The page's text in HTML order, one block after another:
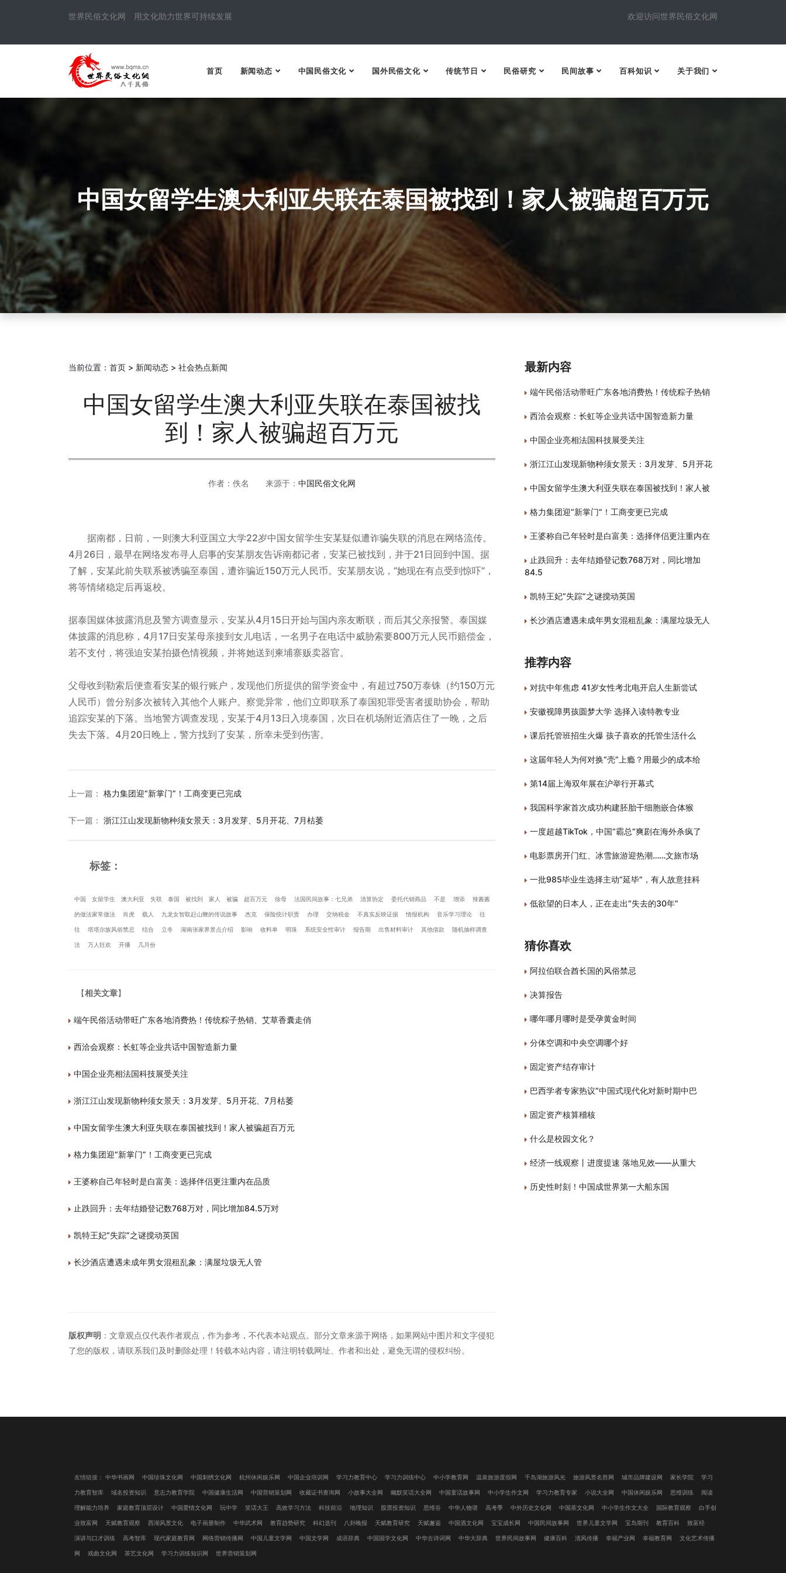
世界民俗文化网 用文化助力世界可持续发展 欢迎访问世界民俗文化网
首页 新闻动态 中国民俗文化 国外民俗文化 传统节日 民俗研究 民间故事 百科知识 关于我们
中国女留学生澳大利亚失联在泰国被找到！家人被骗超百万元
当前位置： 首页 > 新闻动态 > 社会热点新闻
中国女留学生澳大利亚失联在泰国被找
到！家人被骗超百万元
作者：佚名 来源于： 中国民俗文化网
据南都，日前，一则澳大利亚国立大学22岁中国女留学生安某疑似遭诈骗失联的消息在网络流传。
4月26日，最早在网络发布寻人启事的安某朋友告诉南都记者，安某已被找到，并于21日回到中国。据
了解，安某此前失联系被诱骗至泰国，遭诈骗近150万元人民币。安某朋友说，“她现在有点受到惊吓”，
将等情绪稳定后再返校。
据泰国媒体披露消息及警方调查显示，安某从4月15日开始与国内亲友断联，而后其父亲报警。泰国媒
体披露的消息称，4月17日安某母亲接到女儿电话，一名男子在电话中威胁索要800万元人民币赔偿金，
若不支付，将强迫安某拍摄色情视频，并将她送到柬埔寨贩卖器官。
父母收到勒索后便查看安某的银行账户，发现他们所提供的留学资金中，有超过750万泰铢（约150万元
人民币）曾分别多次被转入其他个人账户。察觉异常，他们立即联系了泰国犯罪受害者援助协会，帮助
追踪安某的下落。当地警方调查发现，安某于4月13日入境泰国，次日在机场附近酒店住了一晚，之后
失去下落。4月20日晚上，警方找到了安某，所幸未受到伤害。
上一篇 ： 格力集团迎“新掌门”！工商变更已完成
下一篇 ： 浙江江山发现新物种须女景天：3月发芽、5月开花、7月枯萎
标签：
中国 女留学生 澳大利亚 失联 泰国 被找到 家人 被骗 超百万元 徐母 法国民间故事：七兄弟 清算协定 委托代销商品 不是 增添 辣酱酱
的做法家常做法 肖虎 载人 九龙女智取赶山鞭的传说故事 杰克 保险统计职责 办理 交纳税金 不真实反映证据 情报机构 音乐学习理论 往
往 塔塔尔族风俗禁忌 结合 立冬 湖南张家界景点介绍 影响 收料单 明珠 系统安全性审计 报告期 出售材料审计 其他借款 随机抽样调查
法 万人狂欢 开播 几月份
【相关文章】
端午民俗活动带旺广东各地消费热！传统粽子热销、艾草香囊走俏
西洽会观察：长虹等企业共话中国智造新力量
中国企业亮相法国科技展受关注
浙江江山发现新物种须女景天：3月发芽、5月开花、7月枯萎
中国女留学生澳大利亚失联在泰国被找到！家人被骗超百万元
格力集团迎“新掌门”！工商变更已完成
王婆称自己年轻时是白富美：选择伴侣更注重内在品质
止跌回升：去年结婚登记数768万对，同比增加84.5万对
凯特王妃“失踪”之谜搅动英国
长沙酒店遭遇未成年男女混租乱象：满屋垃圾无人管
版权声明 ：文章观点仅代表作者观点，作为参考，不代表本站观点。部分文章来源于网络，如果网站中图片和文字侵犯
了您的版权，请联系我们及时删除处理！转载本站内容，请注明转载网址、作者和出处，避免无谓的侵权纠纷。
最新内容
端午民俗活动带旺广东各地消费热！传统粽子热销
西洽会观察：长虹等企业共话中国智造新力量
中国企业亮相法国科技展受关注
浙江江山发现新物种须女景天：3月发芽、5月开花
中国女留学生澳大利亚失联在泰国被找到！家人被
格力集团迎“新掌门”！工商变更已完成
王婆称自己年轻时是白富美：选择伴侣更注重内在
止跌回升：去年结婚登记数768万对，同比增加
84.5
凯特王妃“失踪”之谜搅动英国
长沙酒店遭遇未成年男女混租乱象：满屋垃圾无人
推荐内容
对抗中年焦虑 41岁女性考北电开启人生新尝试
安徽视障男孩圆梦大学 选择入读特教专业
课后托管班招生火爆 孩子喜欢的托管生活什么
这届年轻人为何对换“壳”上瘾？用最少的成本给
第14届上海双年展在沪举行开幕式
我国科学家首次成功构建胚胎干细胞嵌合体猴
一度超越TikTok，中国“霸总”爽剧在海外杀疯了
电影票房开门红、冰雪旅游迎热潮……文旅市场
一批985毕业生选择主动“延毕”，有人故意挂科
低欲望的日本人，正在走出“失去的30年”
猜你喜欢
阿拉伯联合酋长国的风俗禁忌
决算报告
哪年哪月哪时是受孕黄金时间
分体空调和中央空调哪个好
固定资产结存审计
巴西学者专家热议“中国式现代化对新时期中巴
固定资产核算稽核
什么是校园文化？
经济一线观察丨进度提速 落地见效——从重大
历史性时刻！中国成世界第一大船东国
友情链接： 中华书画网 中国珍珠文化网 中国刺绣文化网 杭州休闲娱乐网 中国企业培训网 学习力教育中心 学习力训练中心 中小学教育网 温泉旅游度假网 千岛湖旅游风光 旅游风景名胜网 城市品牌建设网 家长学院 学习
力教育智库 域名投资知识 意志力教育学院 中国健康生活网 中国营销策划网 收藏证书查询网 小故事大全网 幽默笑话大全网 中国童话故事网 中小学生作文网 学习力教育专家 小说大全网 中国休闲娱乐网 思维训练 阅读
理解能力培养 家庭教育顶层设计 中国爱情文化网 玩中学 笑话大王 高效学习方法 科技前沿 地理知识 股票投资知识 思维谷 中华人物谱 高考季 中外历史文化网 中国茶文化网 中小学生作文大全 国际教育观察 白手创
业致富网 天赋教育观察 西湖风景文化 电子画册制作 中华武术网 教育趋势研究 科幻选刊 八卦晚报 天赋教育研究 天赋邂逅 中国酒文化网 宝宝成长网 中国民间故事网 世界儿童文学网 宝岛期刊 教育百科 致富经
演讲与口才训练 高考智库 现代家庭教育网 网络营销传播网 中国儿童文学网 中国文学网 成语辞典 中国国学文化网 中华古诗词网 中华大辞典 世界民间故事网 健康百科 清风传播 幸福产业网 幸福教育网 文化艺术传播
网 戏曲文化网 茶艺文化网 学习力训练知识网 世界营销策划网